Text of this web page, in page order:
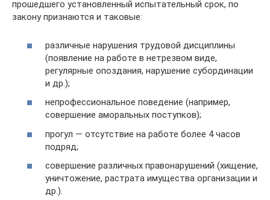
прошедшего установленный испытательный срок, по
закону признаются и таковые:
различные нарушения трудовой дисциплины
(появление на работе в нетрезвом виде,
регулярные опоздания, нарушение субординации
и др.);
непрофессиональное поведение (например,
совершение аморальных поступков);
прогул — отсутствие на работе более 4 часов
подряд;
совершение различных правонарушений (хищение,
уничтожение, растрата имущества организации и
др.).